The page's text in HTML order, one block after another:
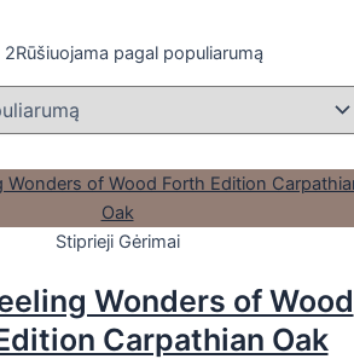
2Rūšiuojama pagal populiarumą
Stiprieji Gėrimai
Wonders of Wood
Carpathian Oak